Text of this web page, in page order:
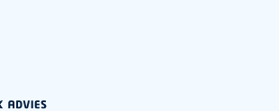
pagina van Hypotheek
de LinkedIn pagina van
naar de Instagram pagina van